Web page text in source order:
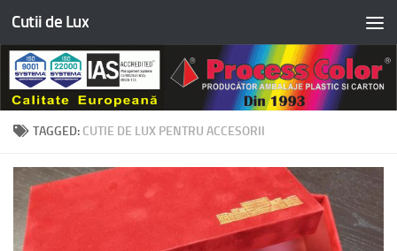
Skip to content
Cutii de Lux
TAGGED: CUTIE DE LUX PENTRU ACCESORII